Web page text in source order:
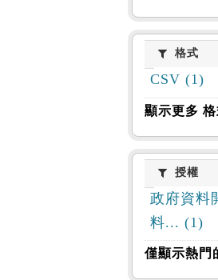
格式格式
CSV (1)
顯示更多 格
授權授權
政府資料
料... (1)
僅顯示熱門